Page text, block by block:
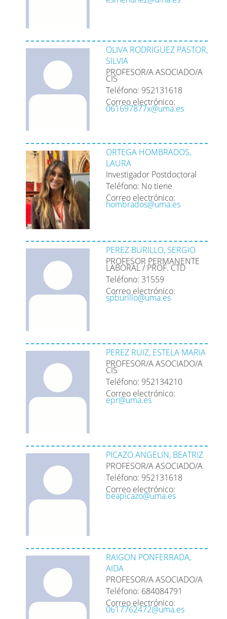
OLIVA RODRIGUEZ PASTOR,
SILVIA
PROFESOR/A ASOCIADO/A
CIS
Teléfono: 952131618
Correo electrónico:
061697877x@uma.es
ORTEGA HOMBRADOS,
LAURA
Investigador Postdoctoral
Teléfono: No tiene
Correo electrónico:
hombrados@uma.es
PEREZ BURILLO, SERGIO
PROFESOR PERMANENTE
LABORAL / PROF. CTD
Teléfono: 31559
Correo electrónico:
spburillo@uma.es
PEREZ RUIZ, ESTELA MARIA
PROFESOR/A ASOCIADO/A
CIS
Teléfono: 952134210
Correo electrónico:
epr@uma.es
PICAZO ANGELIN, BEATRIZ
PROFESOR/A ASOCIADO/A
Teléfono: 952131618
Correo electrónico:
beapicazo@uma.es
RAIGON PONFERRADA,
AIDA
PROFESOR/A ASOCIADO/A
Teléfono: 684084791
Correo electrónico:
0617762472@uma.es